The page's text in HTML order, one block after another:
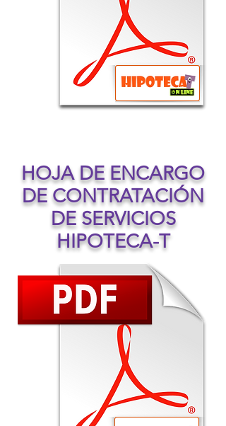
HOJA DE ENCARGO
DE CONTRATACIÓN
DE SERVICIOS
HIPOTECA-T